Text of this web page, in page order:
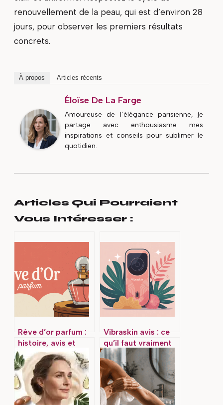
renouvellement de la peau, qui est d’environ 28
jours, pour observer les premiers résultats
concrets.
À propos Articles récents
Éloïse De La Farge
Amoureuse de l’élégance parisienne, je
partage avec enthousiasme mes
inspirations et conseils pour sublimer le
quotidien.
Articles Qui Pourraient
Vous Intéresser :
Rêve d’or parfum :
histoire, avis et
guide pour bien le
choisir
Vibraskin avis : ce
qu’il faut vraiment
savoir avant
d’acheter